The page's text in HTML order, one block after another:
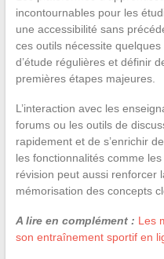
incontournables pour les
une accessibilité sans
ces outils nécessite
d’étude régulières et définir
premières étapes majeures.
L’interaction avec les
forums ou les outils de
rapidement et de s’enrichir
les fonctionnalités comme
révision peut aussi renforcer
mémorisation des concepts
A lire en complément : Les
son entraînement sportif en